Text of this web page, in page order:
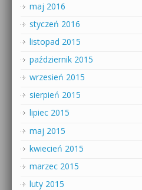
maj 2016
styczeń 2016
listopad 2015
październik 2015
wrzesień 2015
sierpień 2015
lipiec 2015
maj 2015
kwiecień 2015
marzec 2015
luty 2015